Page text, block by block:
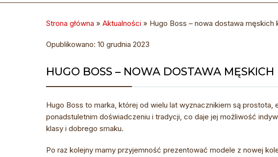
Strona główna » Aktualności » Hugo Boss – nowa dostawa męskich
Opublikowano: 10 grudnia 2023
HUGO BOSS – NOWA DOSTAWA
Hugo Boss to marka, której od wielu lat wyznacznikiem są
ponadstuletnim doświadczeniu i tradycji, co daje jej możliwość
klasy i dobrego smaku.
Po raz kolejny mamy przyjemność prezentować modele z nowej